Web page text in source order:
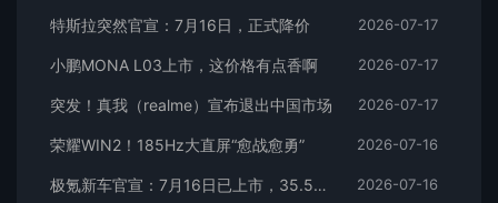
特斯拉突然官宣：7月16日，正式降价 2026-07-17
小鹏MONA L03上市，这价格有点香啊 2026-07-17
突发！真我（realme）宣布退出中国市场 2026-07-17
荣耀WIN2！185Hz大直屏“愈战愈勇” 2026-07-16
极氪新车官宣：7月16日已上市，35.5万元起 2026-07-16